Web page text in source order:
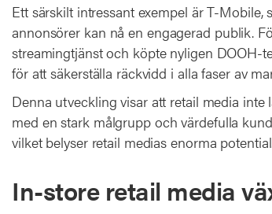
Ett särskilt intressant exempel är T-
annonsörer kan nå en engagerad publik.
streamingtjänst och köpte nyligen
för att säkerställa räckvidd i alla faser av
Denna utveckling visar att retail media
med en stark målgrupp och värdefulla
vilket belyser retail medias enorma
In-store retail media